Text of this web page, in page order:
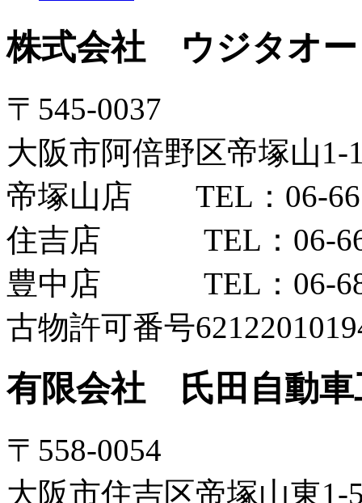
株式会社 ウジタオー
〒545-0037
大阪市阿倍野区帝塚山1-
帝塚山店 TEL：06-
住吉店 TEL：06-
豊中店 TEL：06-
古物許可番号
有限会社 氏田自動車
〒558-0054
大阪市住吉区帝塚山東1-